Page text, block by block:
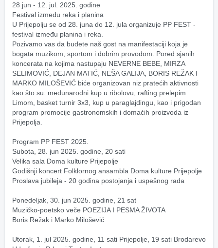
28 jun - 12. jul. 2025. godine
Festival između reka i planina
U Prijepolju se od 28. juna do 12. jula organizuje PP FEST -
festival između planina i reka.
Pozivamo vas da budete naš gost na manifestaciji koja je
bogata muzikom, sportom i dobrim provodom. Pored sjanih
koncerata na kojima nastupaju NEVERNE BEBE, MIRZA
SELIMOVIĆ, DEJAN MATIĆ, NEŠA GALIJA, BORIS REŽAK I
MARKO MILOŠEVIĆ biće organizovan niz pratećih aktivnosti
kao što su: međunarodni kup u ribolovu, rafting prelepim
Limom, basket turnir 3x3, kup u paraglajdingu, kao i prigodan
program promocije gastronomskih i domaćih proizvoda iz
Prijepolja.
Program PP FEST 2025.
Subota, 28. jun 2025. godine, 20 sati
Velika sala Doma kulture Prijepolje
Godišnji koncert Folklornog ansambla Doma kulture Prijepolje
Proslava jubileja - 20 godina postojanja i uspešnog rada
Ponedeljak, 30. jun 2025. godine, 21 sat
Muzičko-poetsko veče POEZIJA I PESMA ŽIVOTA
Boris Režak i Marko Milošević
Utorak, 1. jul 2025. godine, 11 sati Prijepolje, 19 sati Brodarevo